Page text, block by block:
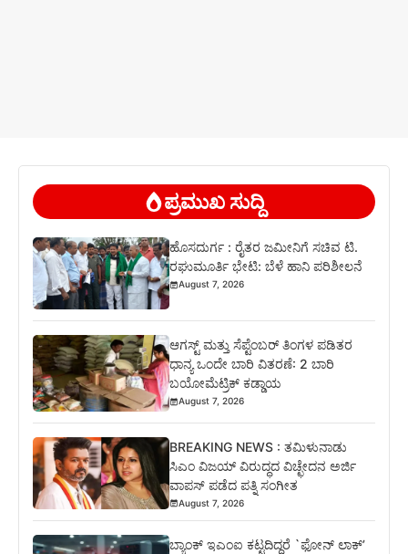
ಪ್ರಮುಖ ಸುದ್ದಿ
ಹೊಸದುರ್ಗ : ರೈತರ ಜಮೀನಿಗೆ ಸಚಿವ ಟಿ.
ರಘುಮೂರ್ತಿ ಭೇಟಿ: ಬೆಳೆ ಹಾನಿ ಪರಿಶೀಲನೆ
August 7, 2026
ಆಗಸ್ಟ್ ಮತ್ತು ಸೆಪ್ಟೆಂಬರ್ ತಿಂಗಳ ಪಡಿತರ
ಧಾನ್ಯ ಒಂದೇ ಬಾರಿ ವಿತರಣೆ: 2 ಬಾರಿ
ಬಯೋಮೆಟ್ರಿಕ್ ಕಡ್ಡಾಯ
August 7, 2026
BREAKING NEWS : ತಮಿಳುನಾಡು
ಸಿಎಂ ವಿಜಯ್ ವಿರುದ್ಧದ ವಿಚ್ಛೇದನ ಅರ್ಜಿ
ವಾಪಸ್ ಪಡೆದ ಪತ್ನಿ ಸಂಗೀತ
August 7, 2026
ಬ್ಯಾಂಕ್ ಇಎಂಐ ಕಟ್ಟದಿದ್ದರೆ `ಫೋನ್ ಲಾಕ್’